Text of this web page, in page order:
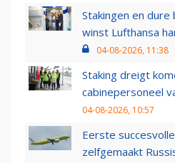
Stakingen en
winst Lufthansa
04-08-2026, 11:38
Staking dreigt
cabinepersoneel
04-08-2026, 10:57
Eerste
zelfgemaakt